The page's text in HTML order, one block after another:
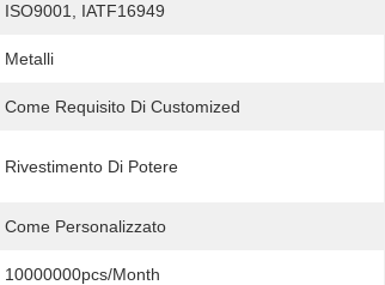
ISO9001, IATF16949
Metalli
Come Requisito Di Customized
Rivestimento Di Potere
Come Personalizzato
10000000pcs/month